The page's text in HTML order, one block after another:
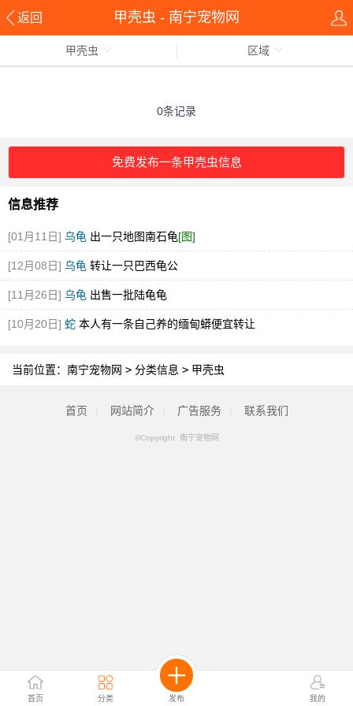
返回 甲壳虫 - 南宁宠物网
首页 分类 发布 我的
甲壳虫 区域
0条记录
免费发布一条甲壳虫信息
信息推荐
[01月11日] 乌龟 出一只地图南石龟[图]
[12月08日] 乌龟 转让一只巴西龟公
[11月26日] 乌龟 出售一批陆龟龟
[10月20日] 蛇 本人有一条自己养的缅甸蟒便宜转让
当前位置： 南宁宠物网 > 分类信息 > 甲壳虫
首页 网站简介 广告服务 联系我们
©Copyright 南宁宠物网